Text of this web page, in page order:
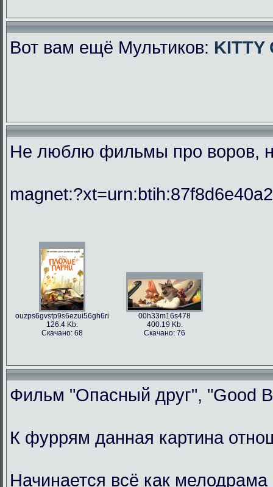
Вот вам ещё Мультиков: KITTY
Не люблю фильмы про воров,
ouzps6gvstp9s6ezui56gh6ri
126.4 Kb.
Скачано: 68
00h33m16s478
400.19 Kb.
Скачано: 76
Фильм "Опасный друг", "Good
К фуррям данная картина
Начинается всё как